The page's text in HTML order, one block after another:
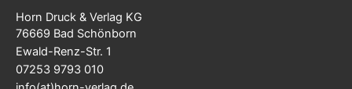
Horn Druck & Verlag KG
76669 Bad Schönborn
Ewald-Renz-Str. 1
07253 9793 010